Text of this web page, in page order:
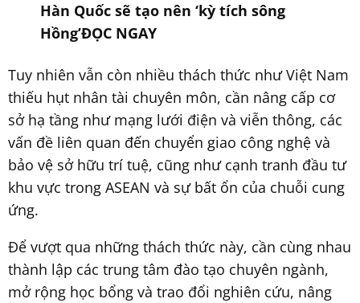
Hàn Quốc sẽ tạo nên ‘kỳ tích sông
Hồng’ĐỌC NGAY
Tuy nhiên vẫn còn nhiều thách thức như Việt Nam
thiếu hụt nhân tài chuyên môn, cần nâng cấp cơ
sở hạ tầng như mạng lưới điện và viễn thông, các
vấn đề liên quan đến chuyển giao công nghệ và
bảo vệ sở hữu trí tuệ, cũng như cạnh tranh đầu tư
khu vực trong ASEAN và sự bất ổn của chuỗi cung
ứng.
Để vượt qua những thách thức này, cần cùng nhau
thành lập các trung tâm đào tạo chuyên ngành,
mở rộng học bổng và trao đổi nghiên cứu, nâng